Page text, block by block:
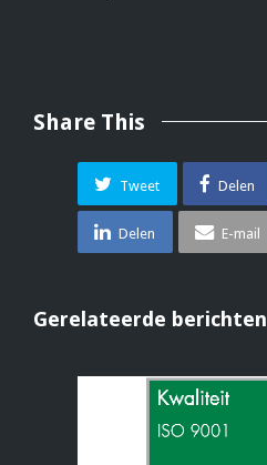
Share This
Tweet Delen
Delen E-mail
Gerelateerde berichten